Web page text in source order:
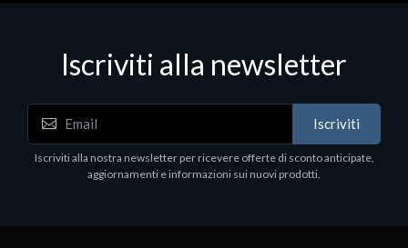
EPSON TABLET STAND, BLACK. Porta tablet
Epson, solido in metallo, orientabile in tre assi.
Adatto a tutti i tablet.
Iscriviti alla newsletter
Iscriviti
Iscriviti alla nostra newsletter per ricevere offerte di sconto anticipate,
aggiornamenti e informazioni sui nuovi prodotti.